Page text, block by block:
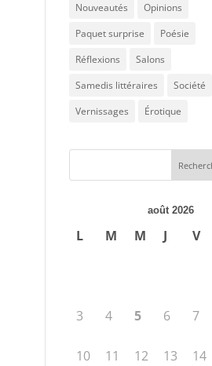
Nouveautés
Opinions
Paquet surprise
Poésie
Réflexions
Salons
Samedis littéraires
Société
Vernissages
Érotique
août 2026
L M M J V
3 4 5 6 7
10 11 12 13 14